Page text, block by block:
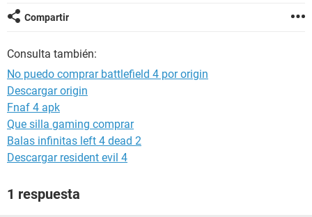
Compartir
Consulta también:
No puedo comprar battlefield 4 por origin
Descargar origin
Fnaf 4 apk
Que silla gaming comprar
Balas infinitas left 4 dead 2
Descargar resident evil 4
1 respuesta